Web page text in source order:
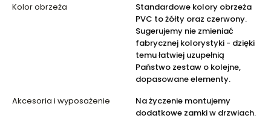
Kolor obrzeża
Standardowe kolory obrzeża
PVC to żółty oraz czerwony.
Sugerujemy nie zmieniać
fabrycznej kolorystyki - dzięki
temu łatwiej uzupełnią
Państwo zestaw o kolejne,
dopasowane elementy.
Akcesoria i wyposażenie
Na życzenie montujemy
dodatkowe zamki w drzwiach.